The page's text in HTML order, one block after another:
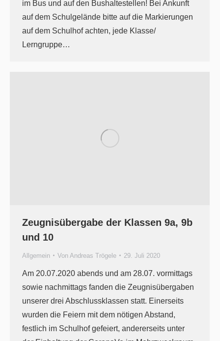
im Bus und auf den Bushaltestellen! Bei Ankunft
auf dem Schulgelände bitte auf die Markierungen
auf dem Schulhof achten, jede Klasse/
Lerngruppe…
Zeugnisübergabe der Klassen 9a, 9b
und 10
Allgemein Von Andreas Trögele 29. Juli 2020
Am 20.07.2020 abends und am 28.07. vormittags
sowie nachmittags fanden die Zeugnisübergaben
unserer drei Abschlussklassen statt. Einerseits
wurden die Feiern mit dem nötigen Abstand,
festlich im Schulhof gefeiert, andererseits unter